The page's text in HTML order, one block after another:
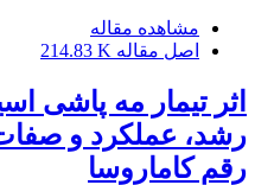
مشاهده مقاله
اصل مقاله 214.83 K
اثر تیمار مه پاشی
رشد، عملکرد و
رقم کاماروسا